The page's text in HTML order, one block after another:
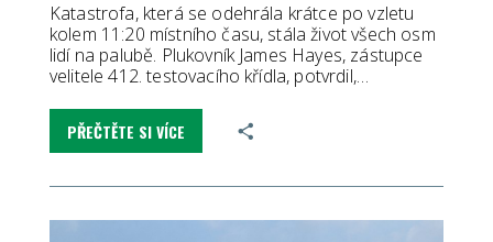
Katastrofa, která se odehrála krátce po vzletu
kolem 11:20 místního času, stála život všech osm
lidí na palubě. Plukovník James Hayes, zástupce
velitele 412. testovacího křídla, potvrdil,…
PŘEČTĚTE SI VÍCE